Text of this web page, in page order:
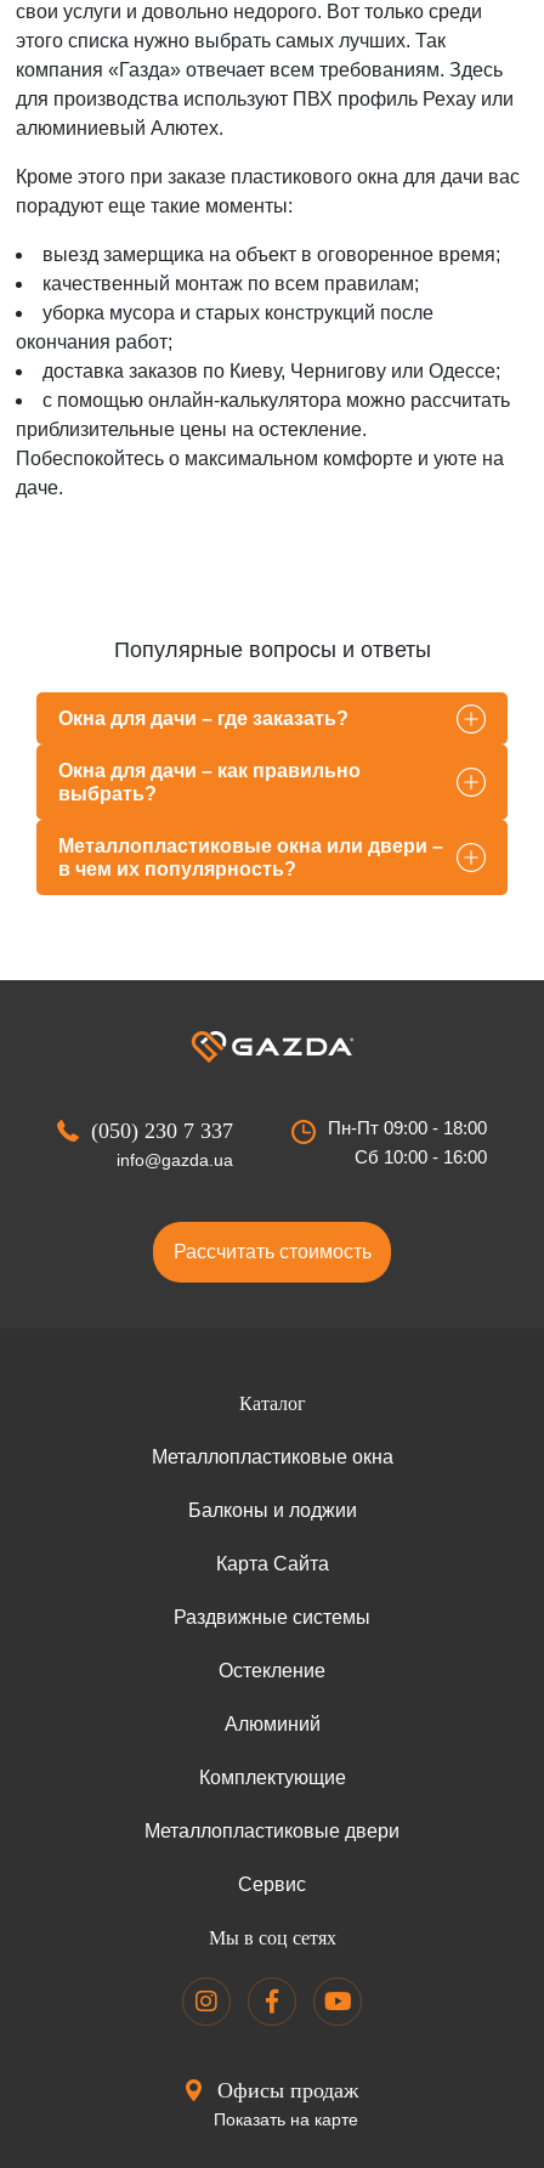
свои услуги и довольно недорого. Вот только среди
этого списка нужно выбрать самых лучших. Так
компания «Газда» отвечает всем требованиям. Здесь
для производства используют ПВХ профиль Рехау или
алюминиевый Алютех.
Кроме этого при заказе пластикового окна для дачи вас
порадуют еще такие моменты:
выезд замерщика на объект в оговоренное время;
качественный монтаж по всем правилам;
уборка мусора и старых конструкций после
окончания работ;
доставка заказов по Киеву, Чернигову или Одессе;
с помощью онлайн-калькулятора можно рассчитать
приблизительные цены на остекление.
Побеспокойтесь о максимальном комфорте и уюте на
даче.
Популярные вопросы и ответы
Окна для дачи – где заказать?
Окна для дачи – как правильно
выбрать?
Металлопластиковые окна или двери –
в чем их популярность?
(050) 230 7 337
info@gazda.ua
Пн-Пт 09:00 - 18:00
Сб 10:00 - 16:00
Рассчитать стоимость
Каталог
Металлопластиковые окна
Балконы и лоджии
Карта Сайта
Раздвижные системы
Остекление
Алюминий
Комплектующие
Металлопластиковые двери
Сервис
Мы в соц сетях
Офисы продаж
Показать на карте